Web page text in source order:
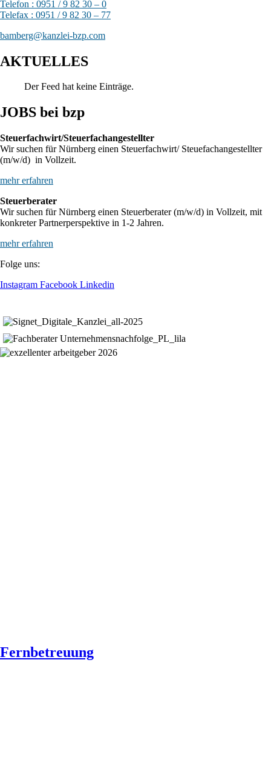
Telefon : 0951 / 9 82 30 – 0
Telefax : 0951 / 9 82 30 – 77
bamberg@kanzlei-bzp.com
AKTUELLES
Der Feed hat keine Einträge.
JOBS bei bzp
Steuerfachwirt/Steuerfachangestellter
Wir suchen für Nürnberg einen Steuerfachwirt/ Steuefachangestellter
(m/w/d) in Vollzeit.
mehr erfahren
Steuerberater
Wir suchen für Nürnberg einen Steuerberater (m/w/d) in Vollzeit, mit
konkreter Partnerperspektive in 1-2 Jahren.
mehr erfahren
Folge uns:
Instagram Facebook Linkedin
Fernbetreuung